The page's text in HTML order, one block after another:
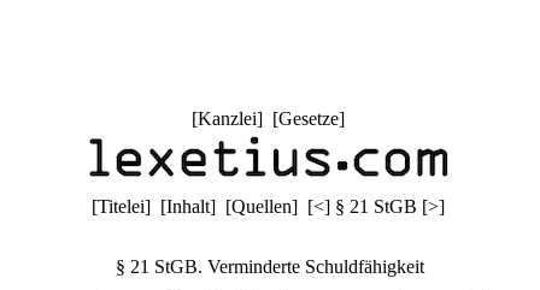
[Kanzlei] [Gesetze]
[Titelei] [Inhalt] [Quellen] [<] § 21 StGB [>]
§ 21 StGB. Verminderte Schuldfähigkeit